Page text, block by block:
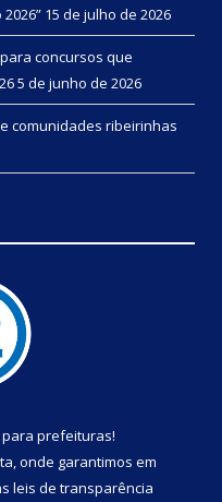
15 de julho de 2026
concursos que
5 de junho de 2026
comunidades ribeirinhas
para prefeituras!
onde garantimos em
leis de transparência